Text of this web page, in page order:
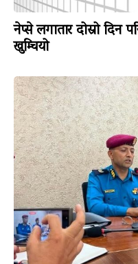
नेप्से लगातार दोस्रो दिन
खुम्चियो